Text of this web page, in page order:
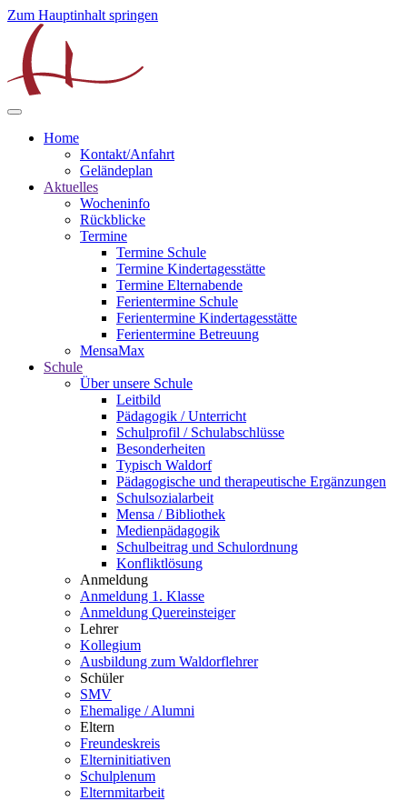
Zum Hauptinhalt springen
Home
Kontakt/Anfahrt
Geländeplan
Aktuelles
Wocheninfo
Rückblicke
Termine
Termine Schule
Termine Kindertagesstätte
Termine Elternabende
Ferientermine Schule
Ferientermine Kindertagesstätte
Ferientermine Betreuung
MensaMax
Schule
Über unsere Schule
Leitbild
Pädagogik / Unterricht
Schulprofil / Schulabschlüsse
Besonderheiten
Typisch Waldorf
Pädagogische und therapeutische Ergänzungen
Schulsozialarbeit
Mensa / Bibliothek
Medienpädagogik
Schulbeitrag und Schulordnung
Konfliktlösung
Anmeldung
Anmeldung 1. Klasse
Anmeldung Quereinsteiger
Lehrer
Kollegium
Ausbildung zum Waldorflehrer
Schüler
SMV
Ehemalige / Alumni
Eltern
Freundeskreis
Elterninitiativen
Schulplenum
Elternmitarbeit